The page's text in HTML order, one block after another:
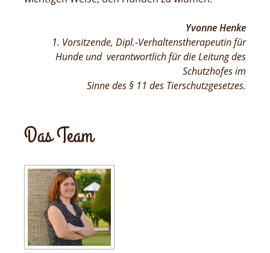
Yvonne Henke
1. Vorsitzende, Dipl.-Verhaltenstherapeutin für
Hunde und verantwortlich für die Leitung des
Schutzhofes im
Sinne des § 11 des Tierschutzgesetzes.
Das Team